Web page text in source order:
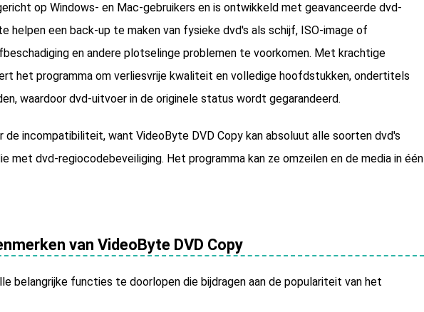
op Windows- en Mac-gebruikers en is ontwikkeld met geavanceerde dvd-
helpen een back-up te maken van fysieke dvd's als schijf, ISO-image of
en andere plotselinge problemen te voorkomen. Met krachtige
het programma om verliesvrije kwaliteit en volledige hoofdstukken, ondertitels
waardoor dvd-uitvoer in de originele status wordt gegarandeerd.
de incompatibiliteit, want VideoByte DVD Copy kan absoluut alle soorten dvd's
met dvd-regiocodebeveiliging. Het programma kan ze omzeilen en de media in één
van VideoByte DVD Copy
belangrijke functies te doorlopen die bijdragen aan de populariteit van het